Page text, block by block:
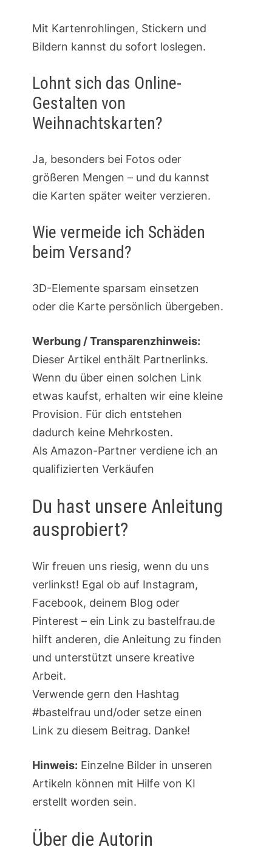
Mit Kartenrohlingen, Stickern und
Bildern kannst du sofort loslegen.
Lohnt sich das Online-
Gestalten von
Weihnachtskarten?
Ja, besonders bei Fotos oder
größeren Mengen – und du kannst
die Karten später weiter verzieren.
Wie vermeide ich Schäden
beim Versand?
3D-Elemente sparsam einsetzen
oder die Karte persönlich übergeben.
Werbung / Transparenzhinweis:
Dieser Artikel enthält Partnerlinks.
Wenn du über einen solchen Link
etwas kaufst, erhalten wir eine kleine
Provision. Für dich entstehen
dadurch keine Mehrkosten.
Als Amazon-Partner verdiene ich an
qualifizierten Verkäufen
Du hast unsere Anleitung
ausprobiert?
Wir freuen uns riesig, wenn du uns
verlinkst! Egal ob auf Instagram,
Facebook, deinem Blog oder
Pinterest – ein Link zu bastelfrau.de
hilft anderen, die Anleitung zu finden
und unterstützt unsere kreative
Arbeit.
Verwende gern den Hashtag
#bastelfrau und/oder setze einen
Link zu diesem Beitrag. Danke!
Hinweis: Einzelne Bilder in unseren
Artikeln können mit Hilfe von KI
erstellt worden sein.
Über die Autorin